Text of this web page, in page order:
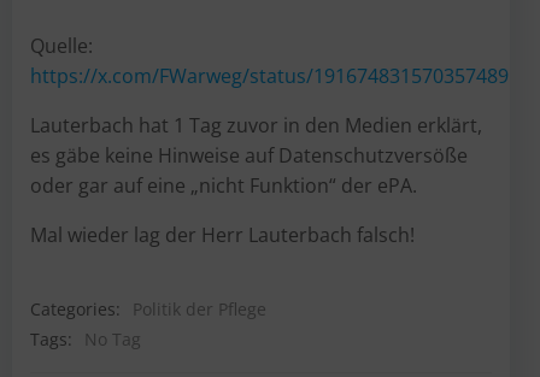
Quelle:
https://x.com/FWarweg/status/1916748315703574895
Lauterbach hat 1 Tag zuvor in den Medien erklärt,
es gäbe keine Hinweise auf Datenschutzversöße
oder gar auf eine „nicht Funktion“ der ePA.
Mal wieder lag der Herr Lauterbach falsch!
Categories:
Politik der Pflege
Tags:
No Tag